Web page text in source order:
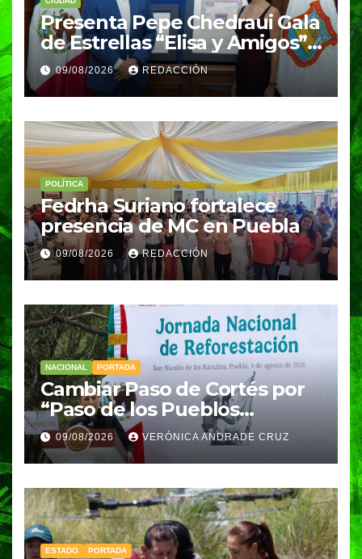
Presenta Pepe Chedraui Gala
de Estrellas “Elisa y Amigos”
para fortalecer el acceso a la
cultura en Puebla capital
09/08/2026 REDACCIÓN
POLÍTICA
Fedrha Suriano fortalece
presencia de MC en Puebla
09/08/2026 REDACCIÓN
NACIONAL PORTADA
Cambiar Paso de Cortés por
“Paso de los Pueblos
Indígenas” plantea
Sheinbaum
09/08/2026 VERÓNICA ANDRADE CRUZ
ESTADO PORTADA